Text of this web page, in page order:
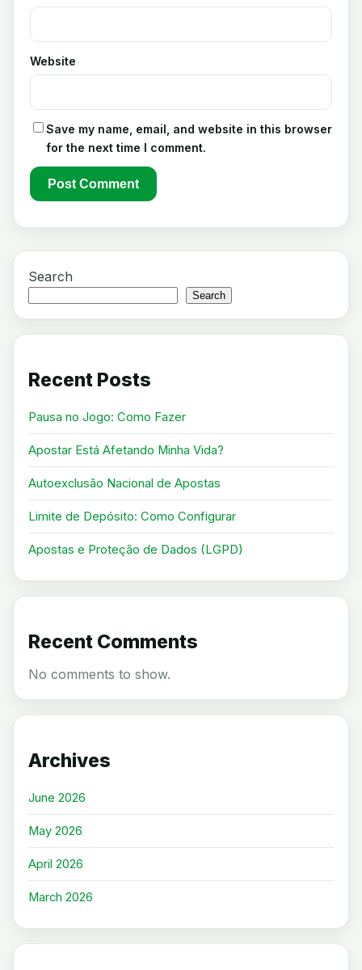
Website
Save my name, email, and website in this browser
for the next time I comment.
Search
Search
Recent Posts
Pausa no Jogo: Como Fazer
Apostar Está Afetando Minha Vida?
Autoexclusão Nacional de Apostas
Limite de Depósito: Como Configurar
Apostas e Proteção de Dados (LGPD)
Recent Comments
No comments to show.
Archives
June 2026
May 2026
April 2026
March 2026